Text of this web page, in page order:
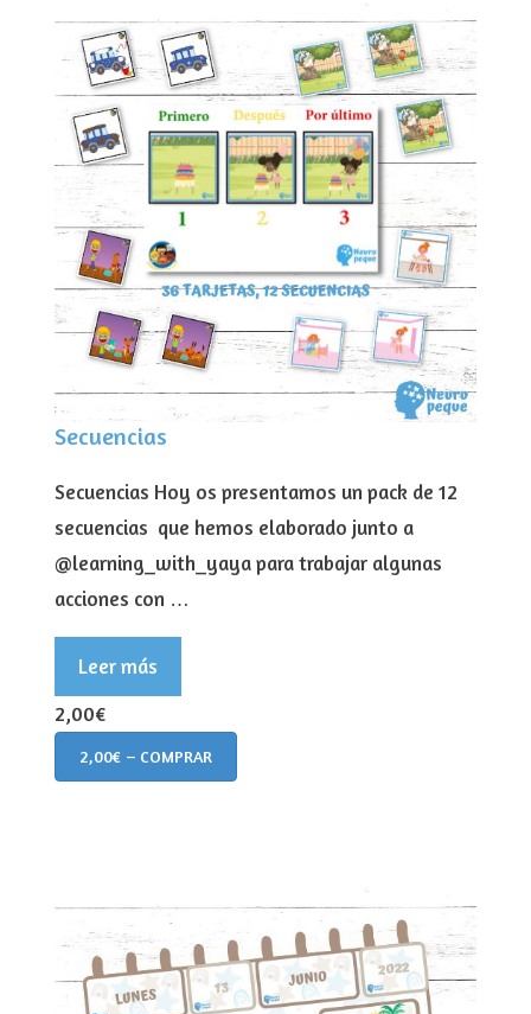
Secuencias
Secuencias Hoy os presentamos un pack de 12
secuencias que hemos elaborado junto a
@learning_with_yaya para trabajar algunas
acciones con …
Leer más
2,00€
2,00€ – COMPRAR